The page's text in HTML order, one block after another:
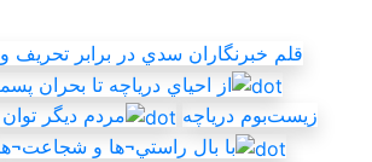
قلم خبرنگاران سدي در برابر
از احياي درياچه تا بحران
زيست‌بوم درياچه
مردم ديگر
با بال راستي¬ها و